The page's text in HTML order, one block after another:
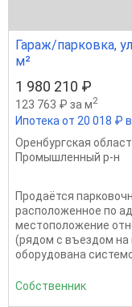
Гараж/парковка,
м²
1 980 210 ₽
123 763 ₽ за м2
Ипотека от 20 018 ₽
Оренбургская
Промышленный р-н
Продаётся
расположенное по
местоположение
(рядом с въездом на
оборудована
Собственник